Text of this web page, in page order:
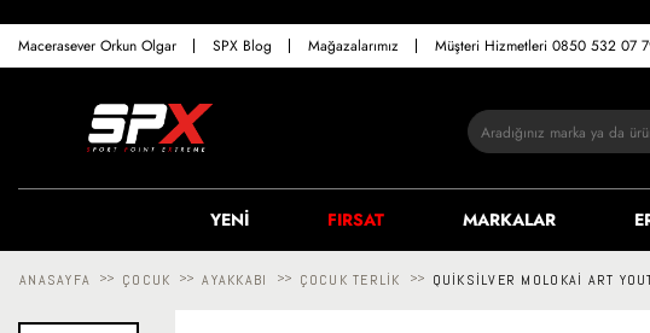
Macerasever Orkun Olgar SPX Blog Mağazalarımız Müşteri Hizmetleri 0850 532 07
YENİ FIRSAT MARKALAR
ANASAYFA >> ÇOCUK >> AYAKKABI >> ÇOCUK TERLIK >> QUIKSILVER MOLOKAI ART